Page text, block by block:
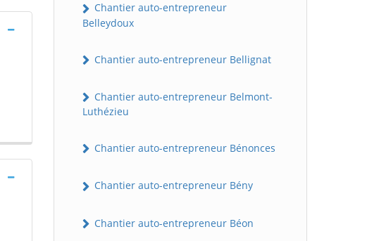
Chantier auto-entrepreneur
Belleydoux
Chantier auto-entrepreneur Bellignat
Chantier auto-entrepreneur Belmont-
Luthézieu
Chantier auto-entrepreneur Bénonces
Chantier auto-entrepreneur Bény
Chantier auto-entrepreneur Béon